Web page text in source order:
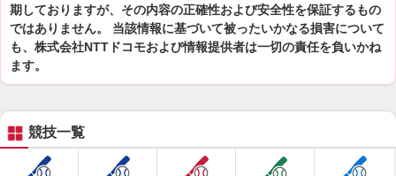
期しておりますが、その内容の正確性および安全性を保証するもの
ではありません。 当該情報に基づいて被ったいかなる損害について
も、株式会社NTTドコモおよび情報提供者は一切の責任を負いかね
ます。
競技一覧